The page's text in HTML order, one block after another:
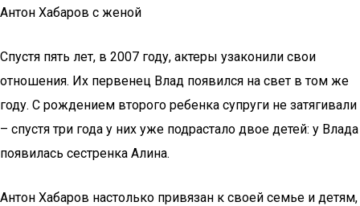
Антон Хабаров с женой
Спустя пять лет, в 2007 году, актеры узаконили свои
отношения. Их первенец Влад появился на свет в том же
году. С рождением второго ребенка супруги не затягивали
– спустя три года у них уже подрастало двое детей: у Влада
появилась сестренка Алина.
Антон Хабаров настолько привязан к своей семье и детям,